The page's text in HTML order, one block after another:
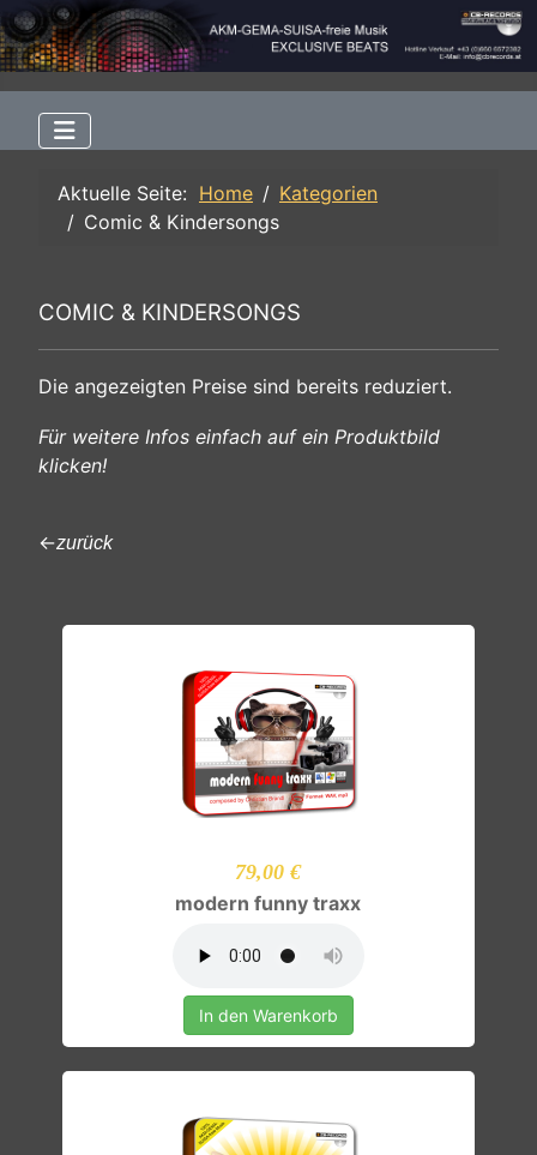
Aktuelle Seite: Home
Kategorien
Comic & Kindersongs
COMIC & KINDERSONGS
Die angezeigten Preise sind bereits reduziert.
Für weitere Infos einfach auf ein Produktbild
klicken!
←zurück
79,00 €
modern funny traxx
In den Warenkorb